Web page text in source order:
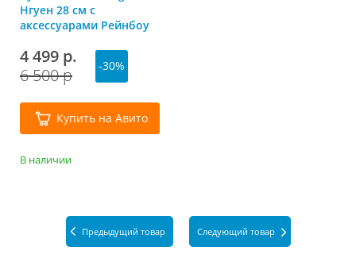
Нгуен 28 см с
аксессуарами Рейнбоу
4 499 р.
6 500 р
-30%
Купить на Авито
В наличии
Предыдущий товар Следующий товар